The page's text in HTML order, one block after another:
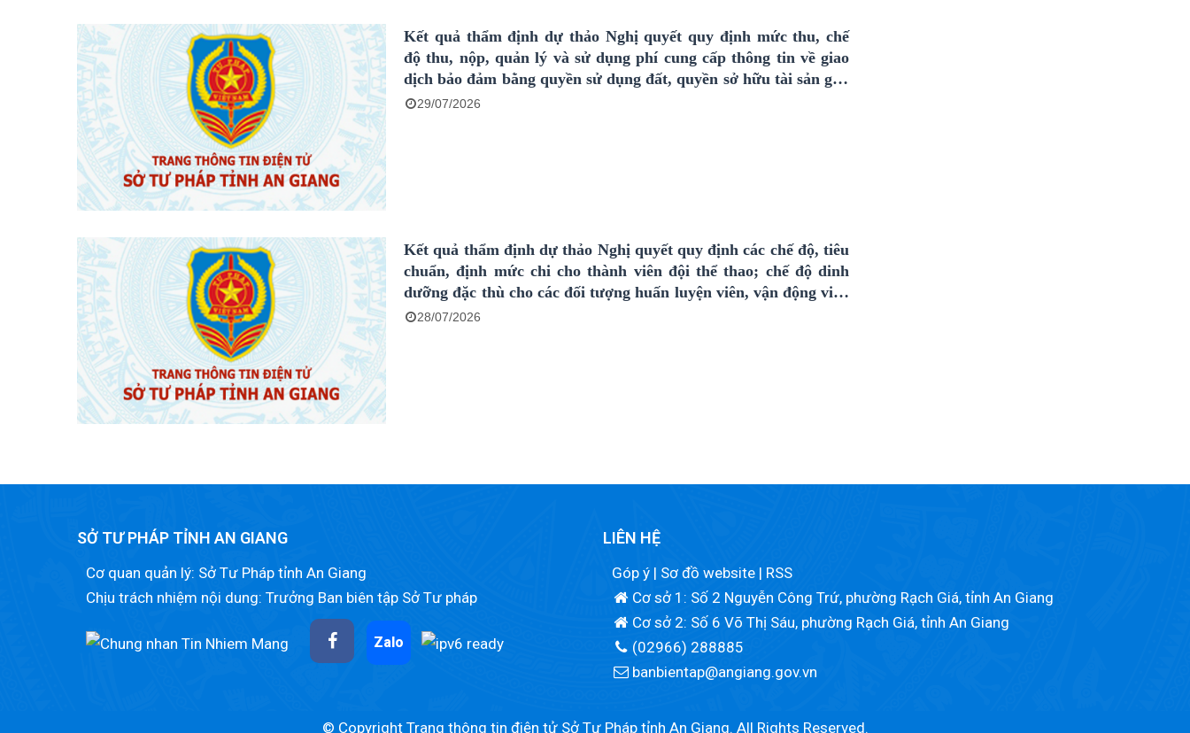
Kết quả thẩm định dự thảo Nghị quyết quy định mức thu, chế
độ thu, nộp, quản lý và sử dụng phí cung cấp thông tin về giao
dịch bảo đảm bằng quyền sử dụng đất, quyền sở hữu tài sản gắn
liền với đất trên địa bàn tỉnh An Giang
29/07/2026
Kết quả thẩm định dự thảo Nghị quyết quy định các chế độ, tiêu
chuẩn, định mức chi cho thành viên đội thể thao; chế độ dinh
dưỡng đặc thù cho các đối tượng huấn luyện viên, vận động viên
thể thao khác đang tập trung tập huấn, thi đấu của tỉnh An
28/07/2026
SỞ TƯ PHÁP TỈNH AN GIANG
Cơ quan quản lý: Sở Tư Pháp tỉnh An Giang
Chịu trách nhiệm nội dung: Trưởng Ban biên tập Sở Tư pháp
Zalo
LIÊN HỆ
Góp ý | Sơ đồ website | RSS
Cơ sở 1: Số 2 Nguyễn Công Trứ, phường Rạch Giá, tỉnh An Giang
Cơ sở 2: Số 6 Võ Thị Sáu, phường Rạch Giá, tỉnh An Giang
(02966) 288885
banbientap@angiang.gov.vn
© Copyright Trang thông tin điện tử Sở Tư Pháp tỉnh An Giang. All Rights Reserved.